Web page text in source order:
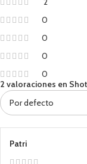
0
0
0
0
2 valoraciones en
Patri